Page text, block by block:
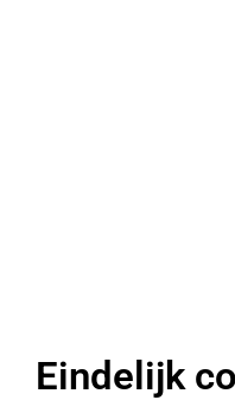
Eindelijk